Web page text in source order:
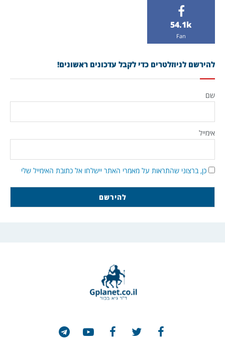
54.1k
Fan
להירשם לניוזלטרים כדי לקבל עדכונים ראשונים!
שם
אימייל
כן, ברצוני שהתראות על מאמרי האתר יישלחו אל כתובת האימייל שלי